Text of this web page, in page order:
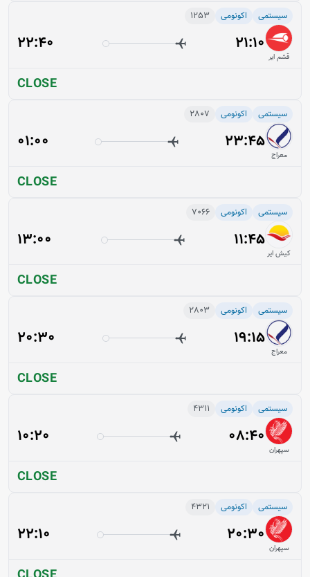
سیستمی اکونومی 1253
قشم ایر
21:10
22:40
CLOSE
سیستمی اکونومی 2807
معراج
23:45
01:00
CLOSE
سیستمی اکونومی 7066
کیش ایر
11:45
13:00
CLOSE
سیستمی اکونومی 2803
معراج
19:15
20:30
CLOSE
سیستمی اکونومی 4311
سپهران
08:40
10:20
CLOSE
سیستمی اکونومی 4321
سپهران
20:30
22:10